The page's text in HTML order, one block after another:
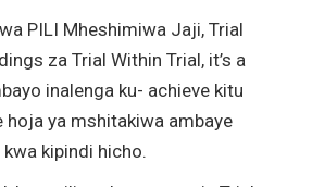
PILI Mheshimiwa Jaji, Trial
za Trial Within Trial, it’s a
inalenga ku- achieve kitu
hoja ya mshitakiwa ambaye
kipindi hicho.